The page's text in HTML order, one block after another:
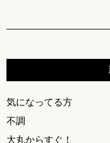
気になってる方
不調
大丸からすぐ！